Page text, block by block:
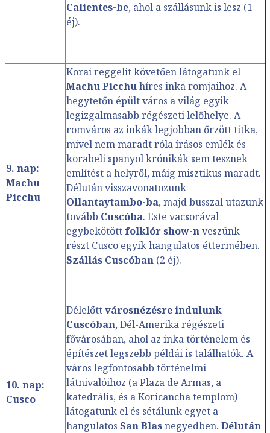
Calientes-be, ahol a szállásunk is lesz (1
éj).
9. nap:
Machu
Picchu
Korai reggelit követően látogatunk el
Machu Picchuhíres inka romjaihoz. A
hegytetőn épült város a világ egyik
legizgalmasabb régészeti lelőhelye. A
romváros az inkák legjobban őrzött titka,
mivel nem maradt róla írásos emlék és
korabeli spanyol krónikák sem tesznek
említést a helyről, máig misztikus maradt.
Délután visszavonatozunk
Ollantaytambo-ba, majd busszal utazunk
tovább Cuscóba. Este vacsorával
egybekötött folklór show-nveszünk
részt Cusco egyik hangulatos éttermében.
Szállás Cuscóban(2 éj).
10. nap:
Cusco
Délelőttvárosnézésre indulunk
Cuscóban, Dél-Amerika régészeti
fővárosában, ahol az inka történelem és
építészet legszebb példái is találhatók. A
város legfontosabb történelmi
látnivalóihoz (a Plaza de Armas, a
katedrális, és a Koricancha templom)
látogatunk el és sétálunk egyet a
hangulatos San Blasnegyedben. Délután